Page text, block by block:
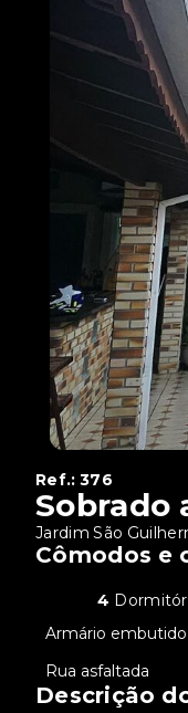
Ref.:376
Sobrado
Jardim São
Cômodos e
4
Armário embutido
Rua asfaltada
Descrição